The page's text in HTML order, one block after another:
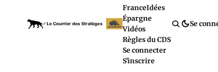
FranceIdées
Épargne
Vidéos
Règles du CDS
Se connecter
S'inscrire
Se